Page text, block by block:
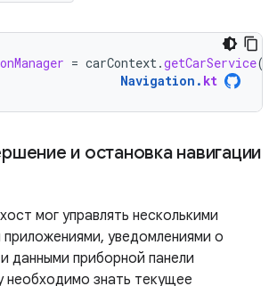
= carContext.getCarService(
Navigation . kt
и остановка навигации
мог управлять несколькими
приложениями, уведомлениями о
данными приборной панели
необходимо знать текущее